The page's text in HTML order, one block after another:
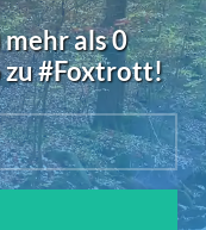
als 0
zu #Foxtrott!